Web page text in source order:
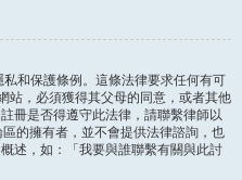
和保護條例。這條法律要求任何有可
站，必須獲得其父母的同意，或者其他
冊是否得遵守此法律，請聯繫律師以
的擁有者，並不會提供法律諮詢，也
述，如：「我要與誰聯繫有關與此討